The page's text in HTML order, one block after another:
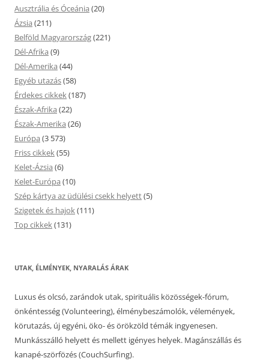
Ausztrália és Óceánia (20)
Ázsia (211)
Belföld Magyarország(221)
Dél-Afrika (9)
Dél-Amerika (44)
Egyéb utazás(58)
Érdekes cikkek(187)
Észak-Afrika (22)
Észak-Amerika (26)
Európa (3 573)
Friss cikkek(55)
Kelet-Ázsia (6)
Kelet-Európa (10)
Szép kártya az üdülési csekk helyett(5)
Szigetek és hajok(111)
Top cikkek(131)
UTAK, ÉLMÉNYEK, NYARALÁS ÁRAK
Luxus és olcsó, zarándok utak, spirituális közösségek-fórum,
önkéntesség (Volunteering), élménybeszámolók, vélemények,
körutazás, új egyéni, öko- és örökzöld témák ingyenesen.
Munkásszálló helyett és mellett igényes helyek. Magánszállás és
kanapé-szörfözés (CouchSurfing).